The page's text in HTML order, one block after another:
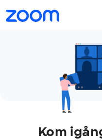
Tillgänglighetsöversikt
Kom